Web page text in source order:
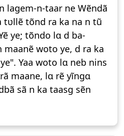
lagem-n-taar ne Wẽndã
tʋllẽ tõnd ra ka na n tũ
ye; tõndo lɑ d ba-
maanẽ woto ye, d ra ka
Yaa woto lɑ neb nins
maane, lɑ rẽ yĩngɑ
sã n ka taasg sẽn